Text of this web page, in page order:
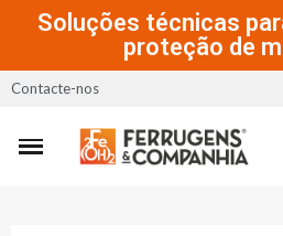
Soluções técnicas
proteção de
Contacte-nos